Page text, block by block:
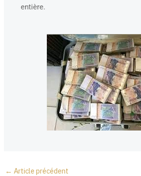
entière.
← Article précédent